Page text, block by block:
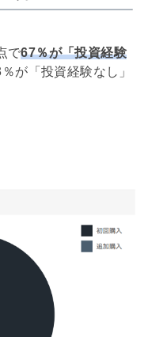
で67％が「投資経験
が「投資経験なし」